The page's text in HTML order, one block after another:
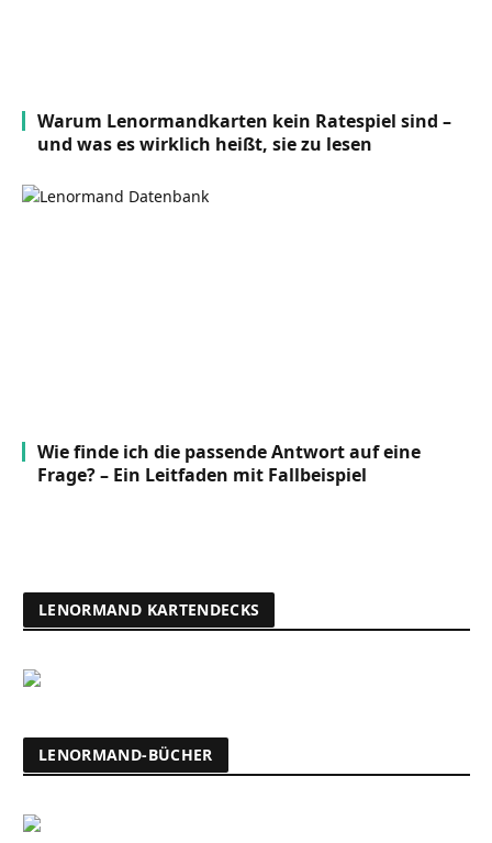
Warum Lenormandkarten kein Ratespiel sind –
und was es wirklich heißt, sie zu lesen
Wie finde ich die passende Antwort auf eine
Frage? – Ein Leitfaden mit Fallbeispiel
LENORMAND KARTENDECKS
LENORMAND-BÜCHER